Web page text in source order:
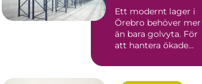
Ett modernt lager i
Örebro behöver mer
än bara golvyta. För
att hantera ökade